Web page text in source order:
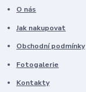
O nás
Jak nakupovat
Obchodní podmínky
Fotogalerie
Kontakty